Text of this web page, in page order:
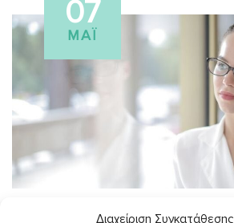
Διαχείριση Συγκατάθεσης
07
ΜΆΙ